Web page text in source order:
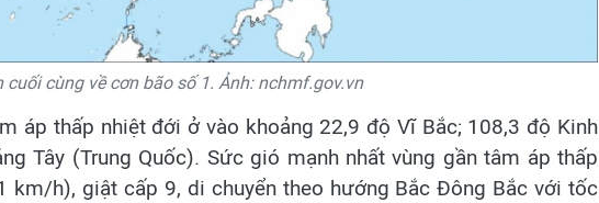
cuối cùng về cơn bão số 1. Ảnh: nchmf.gov.vn
áp thấp nhiệt đới ở vào khoảng 22,9 độ Vĩ Bắc; 108,3 độ Kinh
Tây (Trung Quốc). Sức gió mạnh nhất vùng gần tâm áp thấp
km/h), giật cấp 9, di chuyển theo hướng Bắc Đông Bắc với tốc